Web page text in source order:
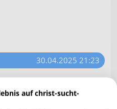
30.04.2025 21:23
auf christ-sucht-